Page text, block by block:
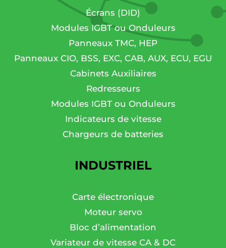
Écrans (DID)
Modules IGBT ou Onduleurs
Panneaux TMC, HEP
Panneaux CIO, BSS, EXC, CAB, AUX, ECU, EGU
Cabinets Auxiliaires
Redresseurs
Modules IGBT ou Onduleurs
Indicateurs de vitesse
Chargeurs de batteries
INDUSTRIEL
Carte électronique
Moteur servo
Bloc d’alimentation
Variateur de vitesse CA & DC